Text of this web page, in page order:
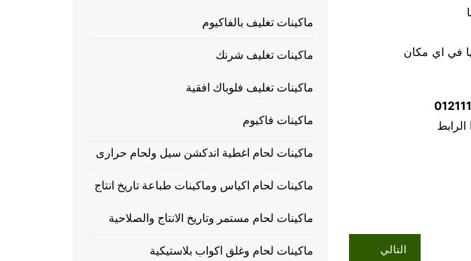
التالي
ماكينات تغليف بالفاكيوم
ماكينات تغليف شرنك
ماكينات تغليف فلوباك افقية
ماكينات فاكيوم
ماكينات لحام اغطية اندكشن سيل ولحام حرارى
ماكينات لحام اكياس وماكينات طباعة تاريخ انتاج
ماكينات لحام مستمر وتاريخ الانتاج والصلاحية
ماكينات لحام وغلق اكواب بلاستيكية